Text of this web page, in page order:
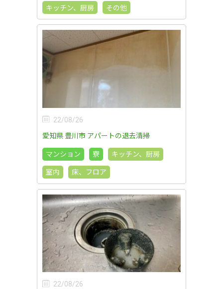
キッチン、厨房
その他
22/08/26
愛知県 豊川市 アパートの退去清掃
マンション
寮
キッチン、厨房
室内
床、フロア
22/08/26